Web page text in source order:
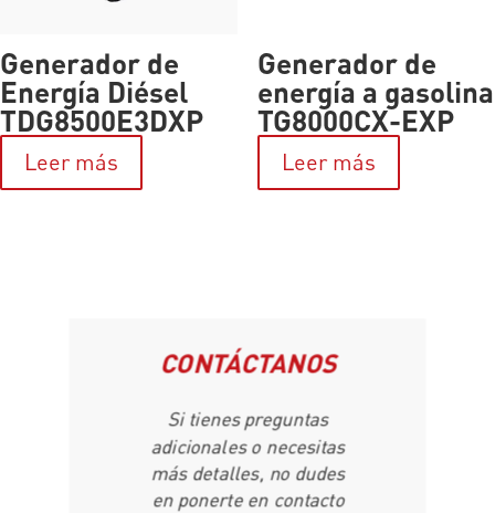
Generador de
Energía Diésel
TDG8500E3DXP
Leer más
Generador de
energía a gasolina
TG8000CX-EXP
Leer más
CONTÁCTANOS
Si tienes preguntas
adicionales o necesitas
más detalles, no dudes
en ponerte en contacto